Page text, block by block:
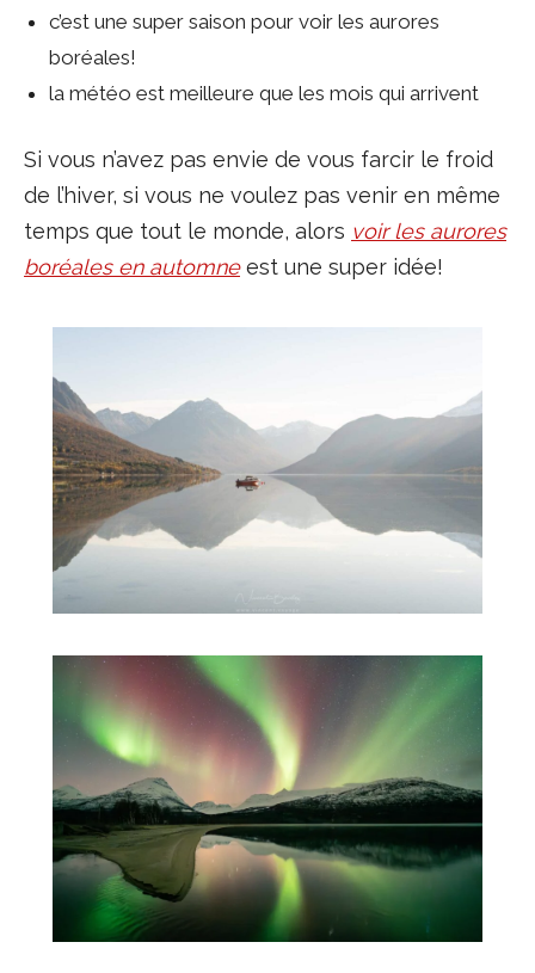
c’est une super saison pour voir les aurores
boréales!
la météo est meilleure que les mois qui arrivent
Si vous n’avez pas envie de vous farcir le froid
de l’hiver, si vous ne voulez pas venir en même
temps que tout le monde, alors voir les aurores
boréales en automneest une super idée!